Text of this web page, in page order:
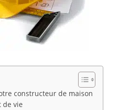
constructeur de maison
de vie